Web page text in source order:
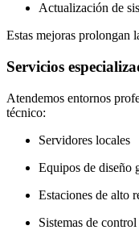
Actualización de
Estas mejoras prolongan
Servicios
Atendemos entornos
técnico:
Servidores locales
Equipos de diseño
Estaciones de alto
Sistemas de control